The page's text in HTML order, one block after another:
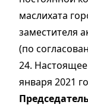
маслихата
заместителя
(по
24.
января 2021